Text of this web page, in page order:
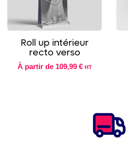
Roll up intérieur
recto verso
À partir de 109,99 € HT